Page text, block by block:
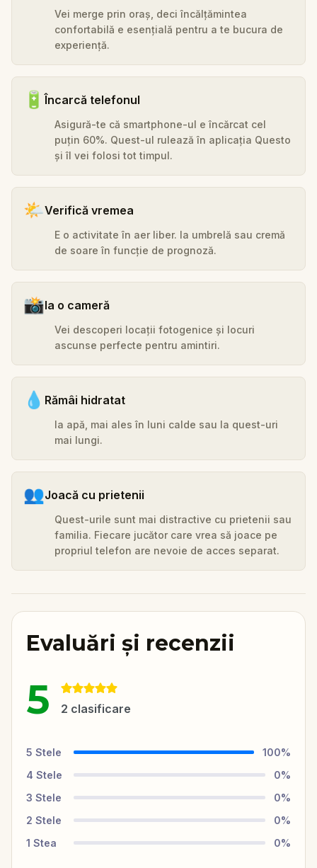
Vei merge prin oraș, deci încălțămintea
confortabilă e esențială pentru a te bucura de
experiență.
🔋Încarcă telefonul
Asigură-te că smartphone-ul e încărcat cel
puțin 60%. Quest-ul rulează în aplicația Questo
și îl vei folosi tot timpul.
🌤️Verifică vremea
E o activitate în aer liber. Ia umbrelă sau cremă
de soare în funcție de prognoză.
📸Ia o cameră
Vei descoperi locații fotogenice și locuri
ascunse perfecte pentru amintiri.
💧 Rămâi hidratat
Ia apă, mai ales în luni calde sau la quest-uri
mai lungi.
👥Joacă cu prietenii
Quest-urile sunt mai distractive cu prietenii sau
familia. Fiecare jucător care vrea să joace pe
propriul telefon are nevoie de acces separat.
Evaluări și recenzii
5 2 clasificare
5 Stele 100%
4 Stele 0%
3 Stele 0%
2 Stele 0%
1 Stea 0%